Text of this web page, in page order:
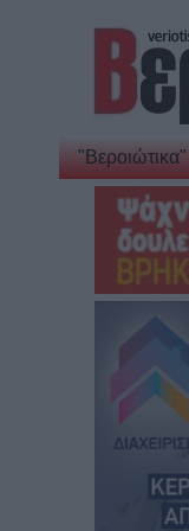
"Βεροιώτικα"